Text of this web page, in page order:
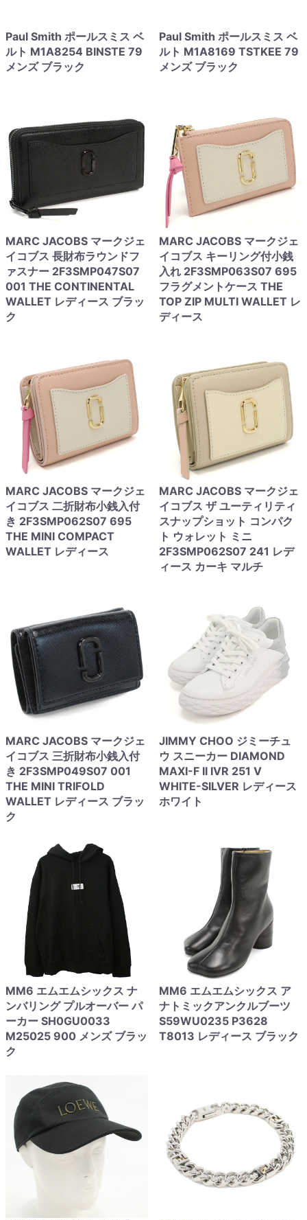
Paul Smith ポールスミス ベ
ルト M1A8254 BINSTE 79
メンズ ブラック
Paul Smith ポールスミス ベ
ルト M1A8169 TSTKEE 79
メンズ ブラック
MARC JACOBS マークジェ
イコブス 長財布ラウンドフ
ァスナー 2F3SMP047S07
001 THE CONTINENTAL
WALLET レディース ブラッ
ク
MARC JACOBS マークジェ
イコブス キーリング付小銭
入れ 2F3SMP063S07 695
フラグメントケース THE
TOP ZIP MULTI WALLET レ
ディース
MARC JACOBS マークジェ
イコブス 二折財布小銭入付
き 2F3SMP062S07 695
THE MINI COMPACT
WALLET レディース
MARC JACOBS マークジェ
イコブス ザ ユーティリティ
スナップショット コンパク
ト ウォレット ミニ
2F3SMP062S07 241 レデ
ィース カーキ マルチ
MARC JACOBS マークジェ
イコブス 三折財布小銭入付
き 2F3SMP049S07 001
THE MINI TRIFOLD
WALLET レディース ブラッ
ク
JIMMY CHOO ジミーチュ
ウ スニーカー DIAMOND
MAXI-F II IVR 251 V
WHITE-SILVER レディース
ホワイト
MM6 エムエムシックス ナ
ンバリング プルオーバー パ
ーカー SH0GU0033
M25025 900 メンズ ブラッ
ク
MM6 エムエムシックス ア
ナトミックアンクルブーツ
S59WU0235 P3628
T8013 レディース ブラック